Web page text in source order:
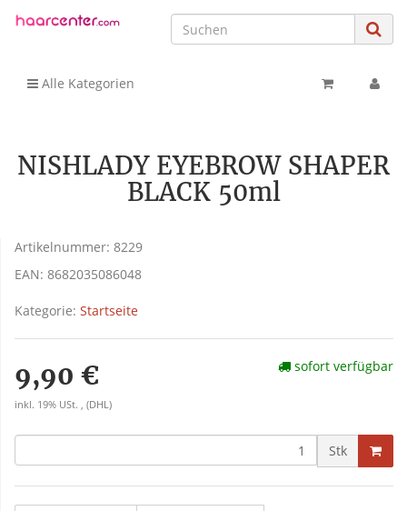
Alle Kategorien
NISHLADY EYEBROW SHAPER
BLACK 50ml
Artikelnummer: 8229
EAN: 8682035086048
Kategorie: Startseite
9,90 €
inkl. 19% USt. , (DHL)
sofort verfügbar
Stk